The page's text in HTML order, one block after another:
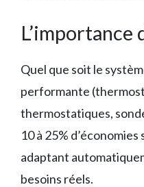
L’importance
Quel que soit le
performante
thermostatiques,
10 à 25%
adaptant
besoins réels.